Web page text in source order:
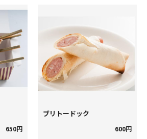
650円
ブリトードック
600円